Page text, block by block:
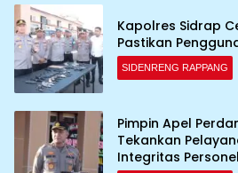
Kapolres Sidrap
Pastikan
SIDENRENG RAPPANG
Pimpin Apel
Tekankan
Integritas Personel